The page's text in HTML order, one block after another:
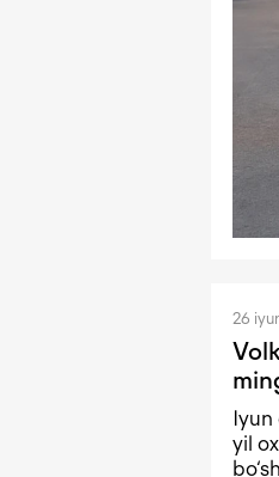
26
Iyun
yil